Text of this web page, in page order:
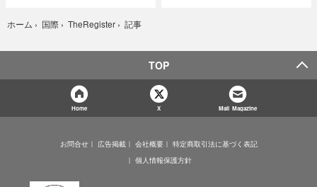
ホーム › 国際 › TheRegister › 記事
TOP
Home X Mail Magazine
お問合せ 広告掲載 会社概要
特定商取引法に基づく表記
個人情報保護方針